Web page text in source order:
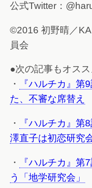
公式Twitter：
©2016 初野晴／
員会
●次の記事もオ
・
『ハルチカ』第
た、不審な席替え
・
『ハルチカ』第
澤直子は初恋研究
・
『ハルチカ』第
う「地学研究会」